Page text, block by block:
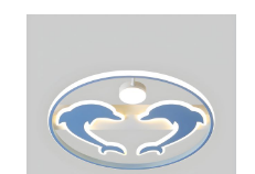
Azul 110 A 120 V